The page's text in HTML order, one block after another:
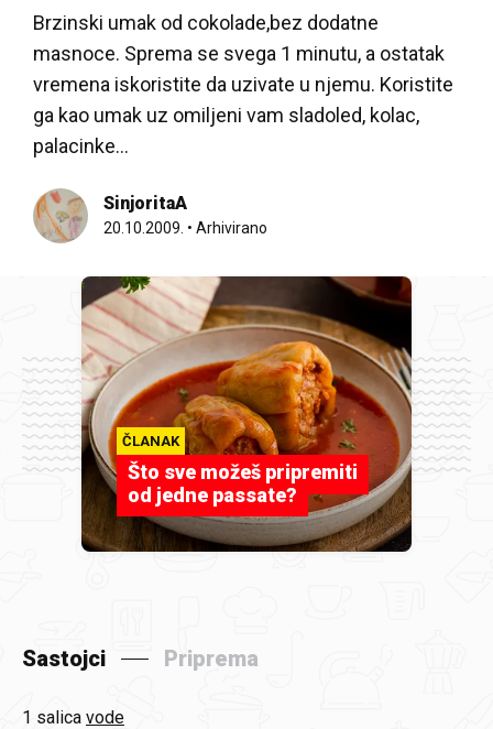
Brzinski umak od cokolade,bez dodatne
masnoce. Sprema se svega 1 minutu, a ostatak
vremena iskoristite da uzivate u njemu. Koristite
ga kao umak uz omiljeni vam sladoled, kolac,
palacinke…
SinjoritaA
20.10.2009. • Arhivirano
ČLANAK
Što sve možeš pripremiti
od jedne passate?
Sastojci Priprema
1 salica vode